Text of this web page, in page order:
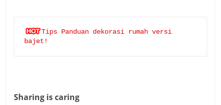
Tips Panduan dekorasi rumah versi
bajet!
Sharing is caring